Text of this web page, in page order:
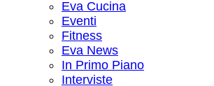
Eva Cucina
Eventi
Fitness
Eva News
In Primo Piano
Interviste